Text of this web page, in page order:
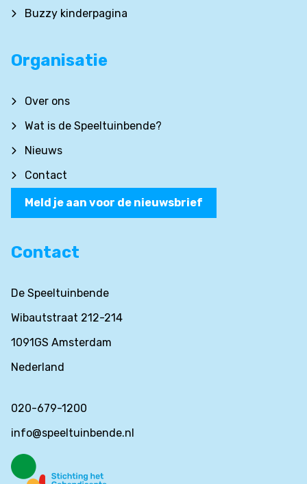
Buzzy kinderpagina
Organisatie
Over ons
Wat is de Speeltuinbende?
Nieuws
Contact
Meld je aan voor de nieuwsbrief
Contact
De Speeltuinbende
Wibautstraat 212-214
1091GS Amsterdam
Nederland
020-679-1200
info@speeltuinbende.nl